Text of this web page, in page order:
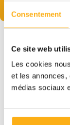
Consentement
Ce site web
Les cookies
et les annonces,
médias sociaux